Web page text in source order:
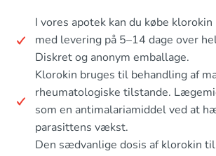
I vores apotek kan du købe
med levering på 5–14 dage over
Diskret og anonym emballage.
Klorokin bruges til behandling af
rheumatologiske tilstande.
som en antimalariamiddel ved at
parasittens vækst.
Den sædvanlige dosis af klorokin